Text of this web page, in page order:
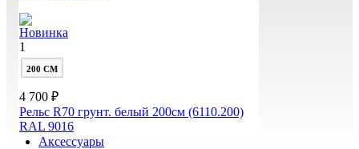
Новинка
1
200 СМ
4 700 ₽
Рельс R70 грунт. белый 200см (6110.200)
RAL 9016
Аксессуары